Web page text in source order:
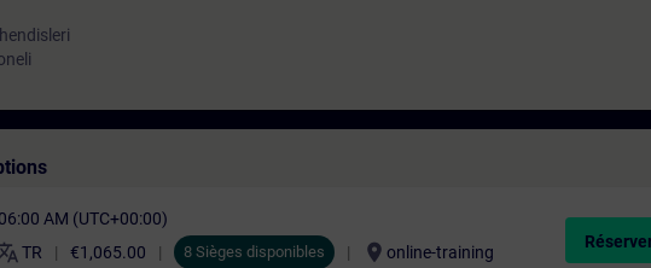
AM (UTC+00:00)
TR €1,065.00 8 Sièges disponibles location_on online-training